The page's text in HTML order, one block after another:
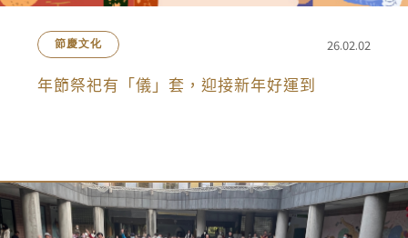
節慶文化 26.02.02
年節祭祀有「儀」套，迎接新年好運到